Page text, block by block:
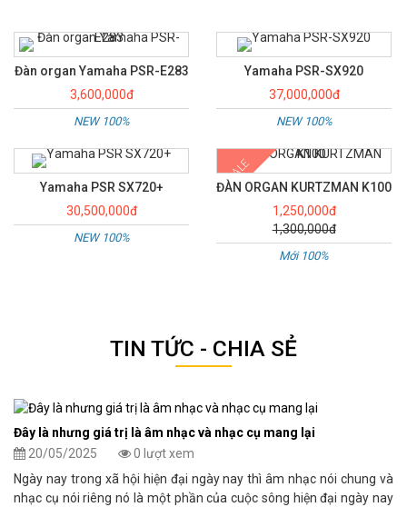
Đàn organ Yamaha PSR-E283
3,600,000đ
NEW 100%
Yamaha PSR-SX920
37,000,000đ
NEW 100%
Yamaha PSR SX720+
30,500,000đ
NEW 100%
SALE
ĐÀN ORGAN KURTZMAN K100
1,250,000đ
1,300,000đ
Mới 100%
TIN TỨC - CHIA SẺ
Đây là nhưng giá trị là âm nhạc và nhạc cụ mang lại
20/05/2025
0 lượt xem
Ngày nay trong xã hội hiện đại ngày nay thì âm nhạc nói chung và
nhạc cụ nói riêng nó là một phần của cuộc sông hiện đại ngày nay